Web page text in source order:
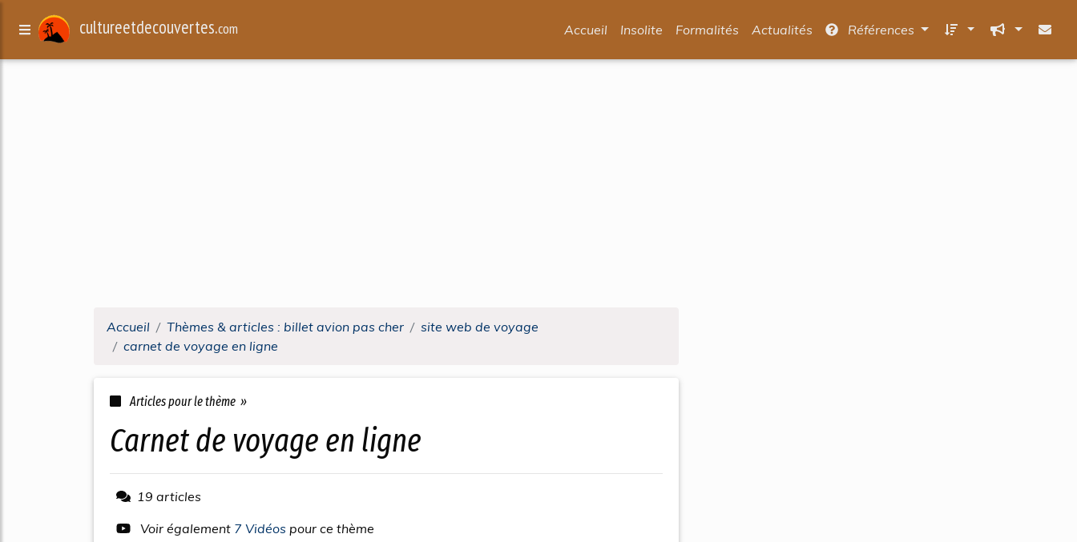
cultureetdecouvertes.com Accueil Insolite Formalités Actualités Références
Accueil Thèmes & articles : billet avion pas cher
site web de voyage
carnet de voyage en ligne
Articles pour le thème »
carnet de voyage en ligne
19 articles
Voir également 7 Vidéos pour ce thème